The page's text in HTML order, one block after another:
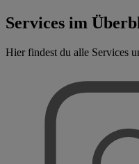
Services im
Hier findest du alle Services